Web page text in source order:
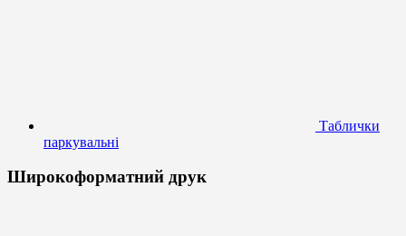
Таблички
паркувальні
Широкоформатний друк